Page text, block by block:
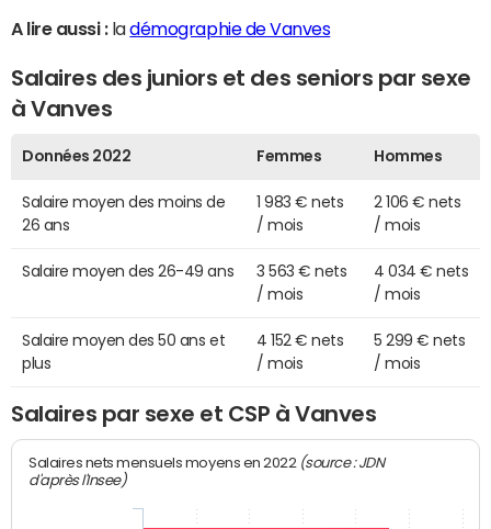
A lire aussi :ladémographie de Vanves
Salaires des juniors et des seniors par sexe
à Vanves
Données 2022 Femmes Hommes
Salaire moyen des moins de
26 ans
1 983 € nets
/ mois
2 106 € nets
/ mois
Salaire moyen des 26-49 ans
3 563 € nets
/ mois
4 034 € nets
/ mois
Salaire moyen des 50 ans et
plus
4 152 € nets
/ mois
5 299 € nets
/ mois
Salaires par sexe et CSP à Vanves
Salaires nets mensuels moyens en 2022 (source : JDN
d'après l'Insee)